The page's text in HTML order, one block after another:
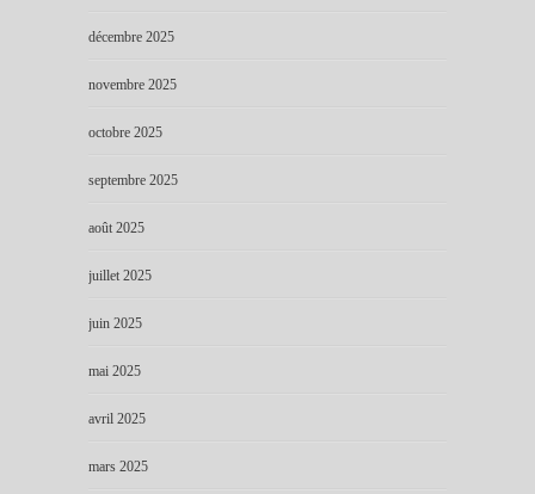
décembre 2025
novembre 2025
octobre 2025
septembre 2025
août 2025
juillet 2025
juin 2025
mai 2025
avril 2025
mars 2025